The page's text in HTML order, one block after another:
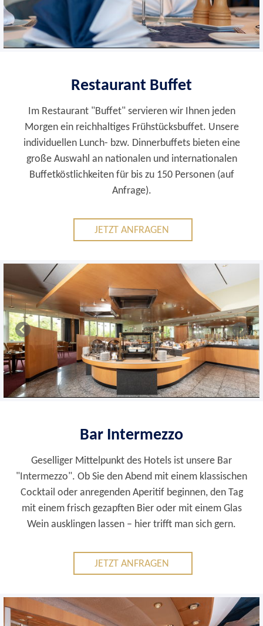
Restaurant Buffet
Im Restaurant "Buffet" servieren wir Ihnen jeden
Morgen ein reichhaltiges Frühstücksbuffet. Unsere
individuellen Lunch- bzw. Dinnerbuffets bieten eine
große Auswahl an nationalen und internationalen
Buffetköstlichkeiten für bis zu 150 Personen (auf
Anfrage).
JETZT ANFRAGEN
Bar Intermezzo
Geselliger Mittelpunkt des Hotels ist unsere Bar
"Intermezzo". Ob Sie den Abend mit einem klassischen
Cocktail oder anregenden Aperitif beginnen, den Tag
mit einem frisch gezapften Bier oder mit einem Glas
Wein ausklingen lassen – hier trifft man sich gern.
JETZT ANFRAGEN